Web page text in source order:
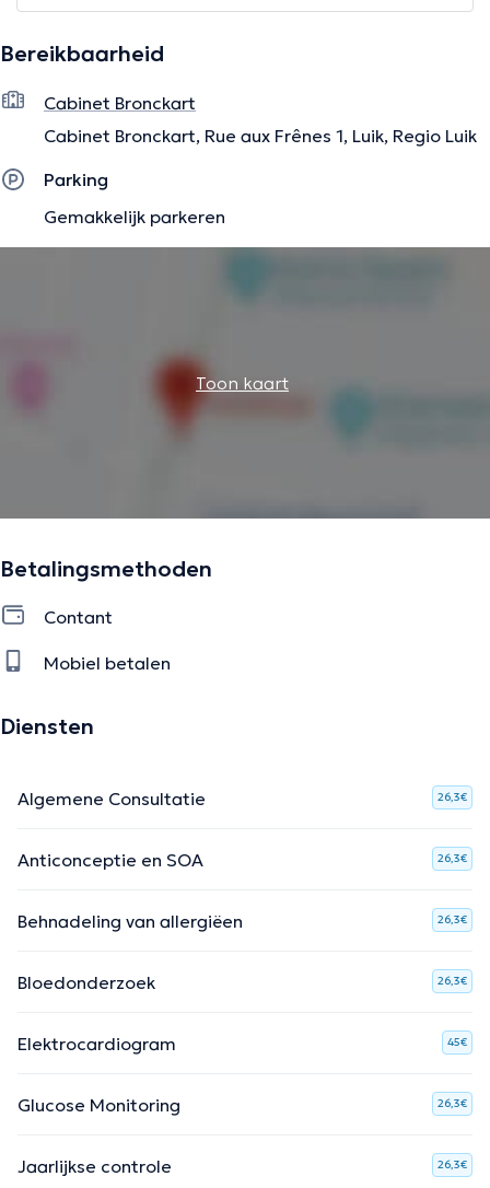
Bereikbaarheid
Cabinet Bronckart
Cabinet Bronckart, Rue aux Frênes 1, Luik, Regio Luik
Parking
Gemakkelijk parkeren
Toon kaart
Betalingsmethoden
Contant
Mobiel betalen
Diensten
Algemene Consultatie 26,3€
Anticonceptie en SOA 26,3€
Behnadeling van allergiëen 26,3€
Bloedonderzoek 26,3€
Elektrocardiogram 45€
Glucose Monitoring 26,3€
Jaarlijkse controle 26,3€